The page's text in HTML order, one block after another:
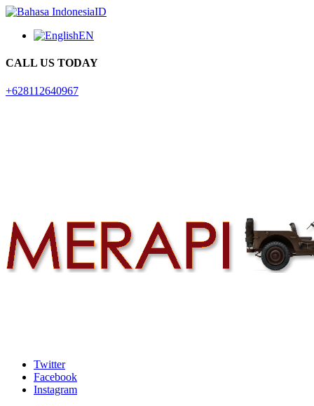
ID
EN
CALL US TODAY
+628112640967
Twitter
Facebook
Instagram